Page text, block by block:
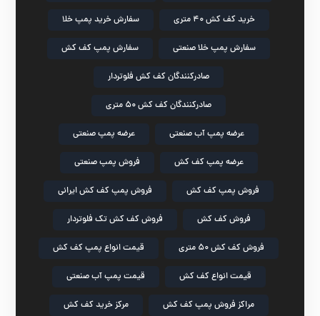
خرید کف کش ۴۰ متری سفارش خرید پمپ خلا
سفارش پمپ خلا صنعتی سفارش پمپ کف کش
صادرکنندگان کف کش فلوتردار
صادرکنندگان کف کش ۵۰ متری
عرضه پمپ آب صنعتی عرضه پمپ صنعتی
عرضه پمپ کف کش فروش پمپ صنعتی
فروش پمپ کف کش فروش پمپ کف کش ایرانی
فروش کف کش فروش کف کش تک فلوتردار
فروش کف کش ۵۰ متری قیمت انواع پمپ کف کش
قیمت انواع کف کش قیمت پمپ آب صنعتی
مراکز فروش پمپ کف کش مرکز خرید کف کش